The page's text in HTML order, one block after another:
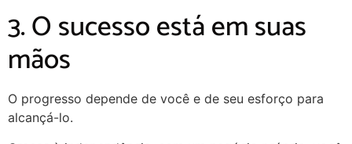
3. O sucesso está em suas
mãos
O progresso depende de você e de seu esforço para
alcançá-lo.